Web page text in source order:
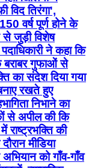
विद तिरंगा',
वर्ष पूर्ण होने के
से जुड़ी विशेष
ने कहा कि
बराबर गुफाओं से
का संदेश दिया गया
रखते हुए
निभाने का
से अपील की कि
राष्ट्रभक्ति की
मीडिया
को गाँव-गाँव